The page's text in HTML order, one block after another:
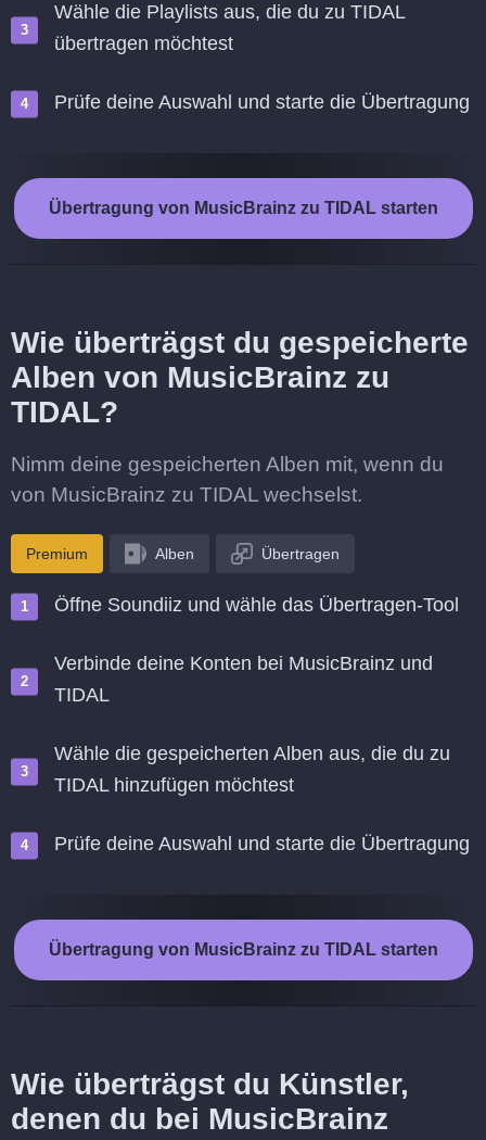
Wähle die Playlists aus, die du zu TIDAL
übertragen möchtest
Prüfe deine Auswahl und starte die Übertragung
Übertragung von MusicBrainz zu TIDAL starten
Wie überträgst du gespeicherte
Alben von MusicBrainz zu
TIDAL?
Nimm deine gespeicherten Alben mit, wenn du
von MusicBrainz zu TIDAL wechselst.
Premium Alben Übertragen
Öffne Soundiiz und wähle das Übertragen-Tool
Verbinde deine Konten bei MusicBrainz und
TIDAL
Wähle die gespeicherten Alben aus, die du zu
TIDAL hinzufügen möchtest
Prüfe deine Auswahl und starte die Übertragung
Übertragung von MusicBrainz zu TIDAL starten
Wie überträgst du Künstler,
denen du bei MusicBrainz